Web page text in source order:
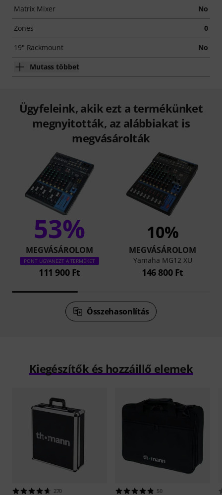
Matrix Mixer No
Zones 0
19" Rackmount No
Mutass többet
Ügyfeleink, akik ezt a termékünket
megnyitották, az alábbiakat is
megvásárolták
53%
MEGVÁSÁROLOM
PONT UGYANEZT A TERMÉKET
111 900 Ft
10%
MEGVÁSÁROLOM
Yamaha MG12 XU
146 800 Ft
Összehasonlítás
Kiegészítők és hozzáillő elemek
270 50